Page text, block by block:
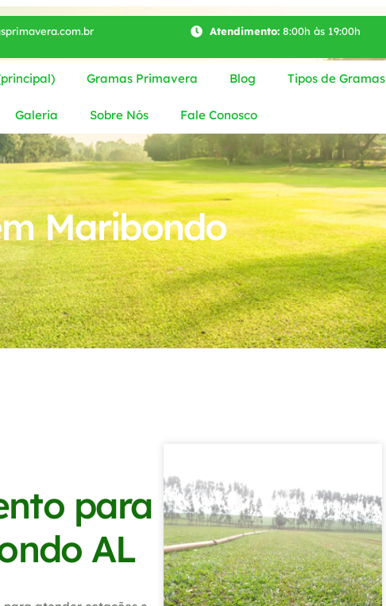
Atendimento:8:00h às 19:00h
Gramas Primavera Blog Tipos de Gramas
Galeria Sobre Nós Fale Conosco
Maribondo
para
AL